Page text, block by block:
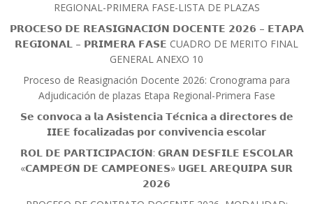
REGIONAL-PRIMERA FASE-LISTA DE PLAZAS
𝗣𝗥𝗢𝗖𝗘𝗦𝗢 𝗗𝗘 𝗥𝗘𝗔𝗦𝗜𝗚𝗡𝗔𝗖𝗜𝗢́𝗡 𝗗𝗢𝗖𝗘𝗡𝗧𝗘 𝟮𝟬𝟮𝟲 – 𝗘𝗧𝗔𝗣𝗔
𝗥𝗘𝗚𝗜𝗢𝗡𝗔𝗟 – 𝗣𝗥𝗜𝗠𝗘𝗥𝗔 𝗙𝗔𝗦𝗘 CUADRO DE MERITO FINAL
GENERAL ANEXO 10
Proceso de Reasignación Docente 2026: Cronograma para
Adjudicación de plazas Etapa Regional-Primera Fase
𝗦𝗲 𝗰𝗼𝗻𝘃𝗼𝗰𝗮 𝗮 𝗹𝗮 𝗔𝘀𝗶𝘀𝘁𝗲𝗻𝗰𝗶𝗮 𝗧𝗲́𝗰𝗻𝗶𝗰𝗮 𝗮 𝗱𝗶𝗿𝗲𝗰𝘁𝗼𝗿𝗲𝘀 𝗱𝗲
𝗜𝗜𝗘𝗘 𝗳𝗼𝗰𝗮𝗹𝗶𝘇𝗮𝗱𝗮𝘀 𝗽𝗼𝗿 𝗰𝗼𝗻𝘃𝗶𝘃𝗲𝗻𝗰𝗶𝗮 𝗲𝘀𝗰𝗼𝗹𝗮𝗿
𝗥𝗢𝗟 𝗗𝗘 𝗣𝗔𝗥𝗧𝗜𝗖𝗜𝗣𝗔𝗖𝗜𝗢́𝗡: 𝗚𝗥𝗔𝗡 𝗗𝗘𝗦𝗙𝗜𝗟𝗘 𝗘𝗦𝗖𝗢𝗟𝗔𝗥
«𝗖𝗔𝗠𝗣𝗘𝗢́𝗡 𝗗𝗘 𝗖𝗔𝗠𝗣𝗘𝗢𝗡𝗘𝗦» 𝗨𝗚𝗘𝗟 𝗔𝗥𝗘𝗤𝗨𝗜𝗣𝗔 𝗦𝗨𝗥
𝟮𝟬𝟮𝟲